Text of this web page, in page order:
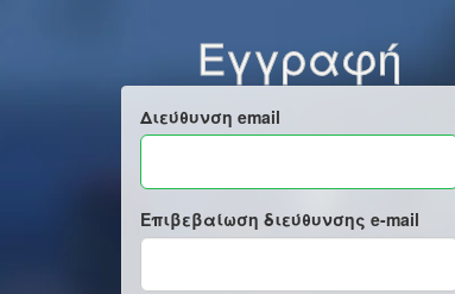
Εγγραφή
Διεύθυνση email
Επιβεβαίωση διεύθυνσης e-mail